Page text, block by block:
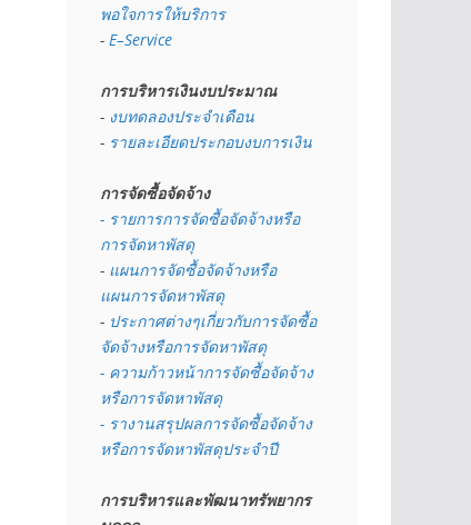
พอใจการให้บริการ
- E–Service
การบริหารเงินงบประมาณ
- งบทดลองประจำเดือน
- รายละเอียดประกอบงบการเงิน
การจัดซื้อจัดจ้าง
- รายการการจัดซื้อจัดจ้างหรือ
การจัดหาพัสดุ
- แผนการจัดซื้อจัดจ้างหรือ
แผนการจัดหาพัสดุ
- ประกาศต่างๆเกี่ยวกับการจัดซื้อ
จัดจ้างหรือการจัดหาพัสดุ
- ความก้าวหน้าการจัดซื้อจัดจ้าง
หรือการจัดหาพัสดุ
- รางานสรุปผลการจัดซื้อจัดจ้าง
หรือการจัดหาพัสดุประจำปี
การบริหารและพัฒนาทรัพยากร